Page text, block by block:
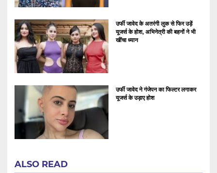
उर्फी जावेद के अतरंगी लुक से फिर उड़ें
यूजर्स के होश, अभिनेत्री की बहनों ने भी
खींचा ध्यान
उर्फी जावेद ने गंजेपन का फिल्टर लगाकर
यूजर्स के उड़ाए होश
ALSO READ